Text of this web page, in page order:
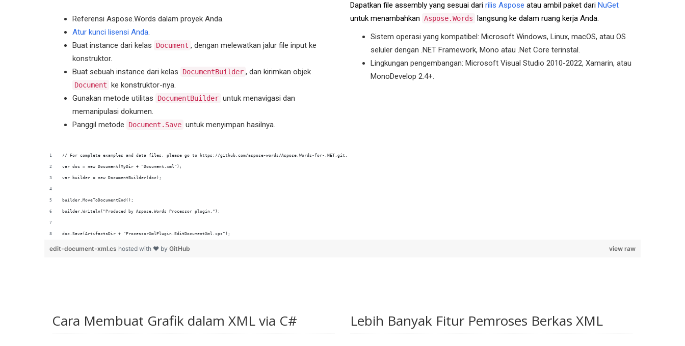
Referensi Aspose.Words dalam proyek Anda.
Atur kunci lisensi Anda.
Buat instance dari kelas
Document , dengan melewatkan jalur file input ke
konstruktor.
Buat sebuah instance dari kelas
DocumentBuilder , dan kirimkan objek
Document ke konstruktor-nya.
Gunakan metode utilitas
DocumentBuilder untuk menavigasi dan
memanipulasi dokumen.
Panggil metode
Document.Save untuk menyimpan hasilnya.
Dapatkan file assembly yang sesuai dari rilis Aspose atau ambil paket dari NuGet
untuk menambahkan Aspose.Words langsung ke dalam ruang kerja Anda.
Sistem operasi yang kompatibel: Microsoft Windows, Linux, macOS, atau OS
seluler dengan .NET Framework, Mono atau .Net Core terinstal.
Lingkungan pengembangan: Microsoft Visual Studio 2010-2022, Xamarin, atau
MonoDevelop 2.4+.
doc.Save(ArtifactsDir + "ProcessorXmlPlugin.EditDocumentXml.xps");
view raw
edit-document-xml.cs hosted with ❤ by GitHub
Cara Membuat Grafik dalam XML via C# Lebih Banyak Fitur Pemroses Berkas XML